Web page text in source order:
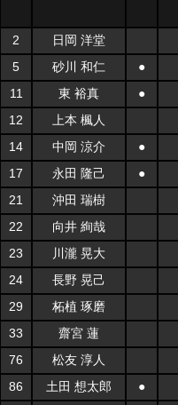
2 日岡 洋堂
5
砂川 和仁 ●
11
東 裕真 ●
12
上本 楓人
14
中岡 涼介 ●
17
永田 隆己 ●
21
沖田 瑞樹
22
向井 絢哉
23
川瀧 晃大
24
長野 晃己
29
柘植 琢磨
33
齋宮 蓮
76
松友 淳人
86
土田 想太郎 ●